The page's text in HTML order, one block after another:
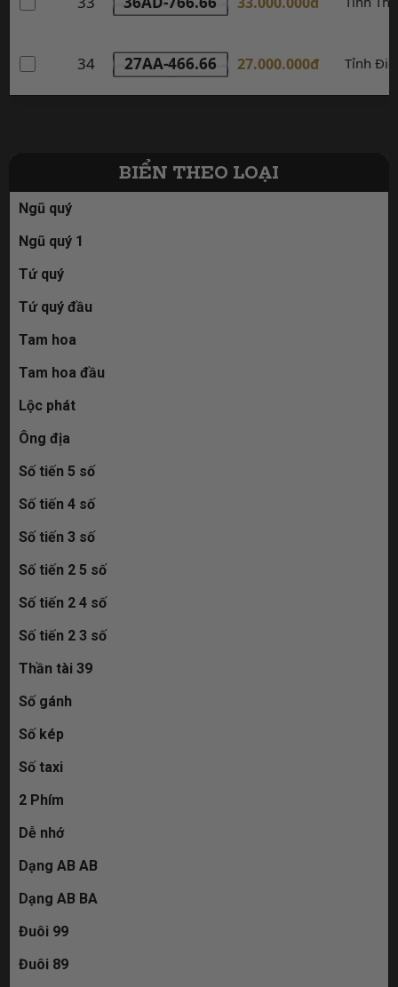
34 27AA-466.66 27.000.000đ Tỉnh
BIỂN THEO LOẠI
Ngũ quý
Ngũ quý 1
Tứ quý
Tứ quý đầu
Tam hoa
Tam hoa đầu
Lộc phát
Ông địa
Số tiến 5 số
Số tiến 4 số
Số tiến 3 số
Số tiến 2 5 số
Số tiến 2 4 số
Số tiến 2 3 số
Thần tài 39
Số gánh
Số kép
Số taxi
2 Phím
Dễ nhớ
Dạng AB AB
Dạng AB BA
Đuôi 99
Đuôi 89